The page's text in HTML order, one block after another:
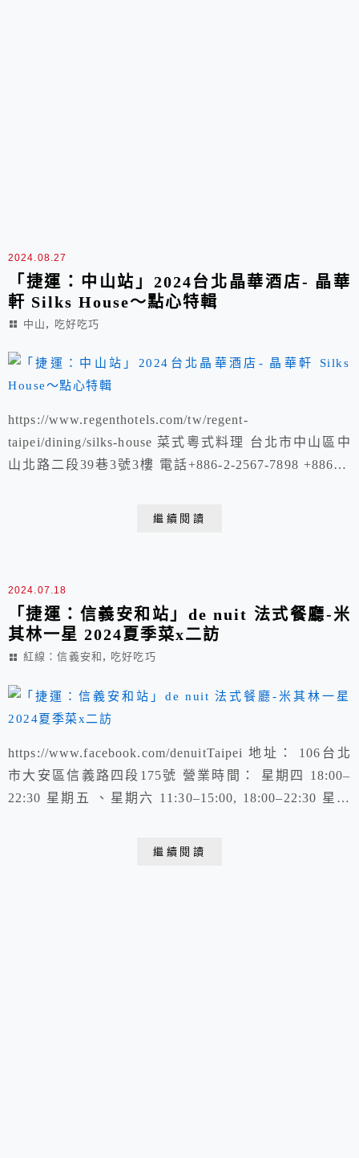
2024.08.27
「捷運：中山站」2024台北晶華酒店- 晶華
軒 Silks House～點心特輯
中山 , 吃好吃巧
https://www.regenthotels.com/tw/regent-
taipei/dining/silks-house 菜式粵式料理 台北市中山區中
山北路二段39巷3號3樓 電話+886-2-2567-7898 +886-2-
繼續閱讀
2024.07.18
「捷運：信義安和站」de nuit 法式餐廳-米
其林一星 2024夏季菜x二訪
紅線：信義安和 , 吃好吃巧
https://www.facebook.com/denuitTaipei 地址： 106台北
市大安區信義路四段175號 營業時間： 星期四 18:00–
22:30 星期五 、星期六 11:30–15:00, 18:00–22:30 星期
繼續閱讀